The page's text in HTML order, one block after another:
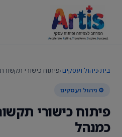
בית›ניהול ועסקים›פיתוח כישורי
⚙️ ניהול ועסקים
פיתוח כישורי
כמנהל